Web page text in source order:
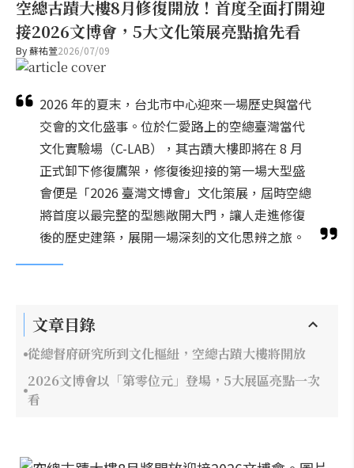
空總古蹟大樓8月修復開放！首度全面打開迎
接2026文博會，5大文化策展亮點搶先看
By蘇祐萱2026/07/09
2026 年的夏末，台北市中心迎來一場歷史與當代
交會的文化盛事。位於仁愛路上的空總臺灣當代
文化實驗場（C-LAB），其古蹟大樓即將在 8 月
正式卸下修復鷹架，修復後迎接的第一場大型盛
會便是「2026 臺灣文博會」文化策展，屆時空總
將首度以最完整的型態敞開大門，讓人走進修復
後的歷史建築，展開一場深刻的文化思辨之旅。
文章目錄
從總督府研究所到文化樞紐，空總古蹟大樓將開放
2026文博會以「第零位元」登場，5大展區亮點一次
看